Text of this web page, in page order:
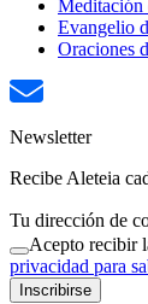
Meditación
Evangelio
Oraciones
Newsletter
Recibe Aleteia
Tu dirección de
Acepto recibir
privacidad para
Inscribirse